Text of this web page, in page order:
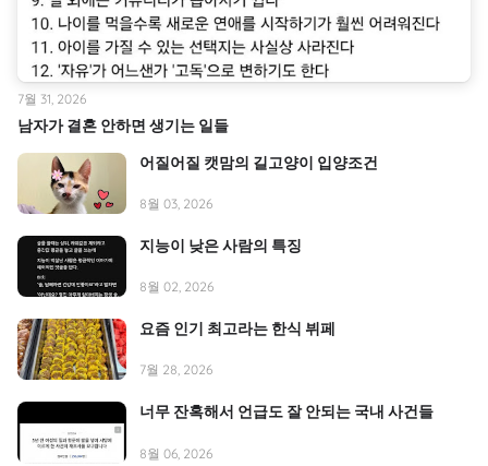
남자가 결혼 안하면 생기는 일들
7월 31, 2026
어질어질 캣맘의 길고양이 입양조건
8월 03, 2026
지능이 낮은 사람의 특징
8월 02, 2026
요즘 인기 최고라는 한식 뷔페
7월 28, 2026
너무 잔혹해서 언급도 잘 안되는 국내 사건들
8월 06, 2026